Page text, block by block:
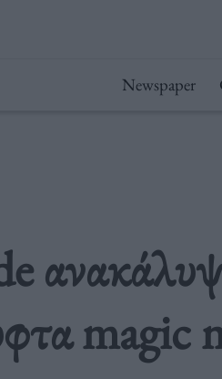
Newspaper
magic